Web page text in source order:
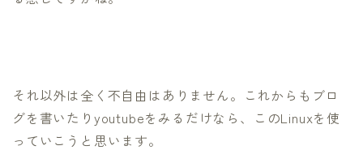
それ以外は全く不自由はありません。これからもブロ
グを書いたりyoutubeをみるだけなら、このLinuxを使
っていこうと思います。